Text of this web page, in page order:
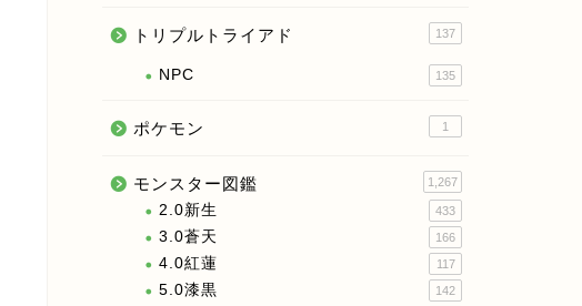
トリプルトライアド 137
NPC 135
ポケモン 1
モンスター図鑑 1,267
2.0新生 433
3.0蒼天 166
4.0紅蓮 117
5.0漆黒 142